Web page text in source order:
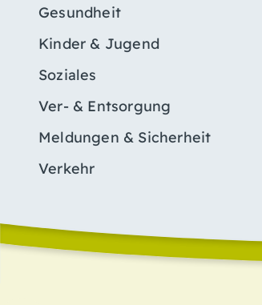
Gesundheit
Kinder & Jugend
Soziales
Ver- & Entsorgung
Meldungen & Sicherheit
Verkehr